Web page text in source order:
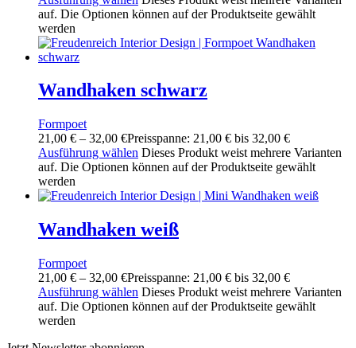
auf. Die Optionen können auf der Produktseite gewählt
werden
Wandhaken schwarz
Formpoet
21,00 € – 32,00 €Preisspanne: 21,00 € bis 32,00 €
Ausführung wählen Dieses Produkt weist mehrere Varianten
auf. Die Optionen können auf der Produktseite gewählt
werden
Wandhaken weiß
Formpoet
21,00 € – 32,00 €Preisspanne: 21,00 € bis 32,00 €
Ausführung wählen Dieses Produkt weist mehrere Varianten
auf. Die Optionen können auf der Produktseite gewählt
werden